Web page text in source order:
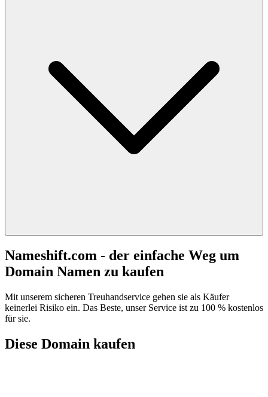
Nameshift.com - der einfache Weg um
Domain Namen zu kaufen
Mit unserem sicheren Treuhandservice gehen sie als Käufer
keinerlei Risiko ein. Das Beste, unser Service ist zu 100 % kostenlos
für sie.
Diese Domain kaufen